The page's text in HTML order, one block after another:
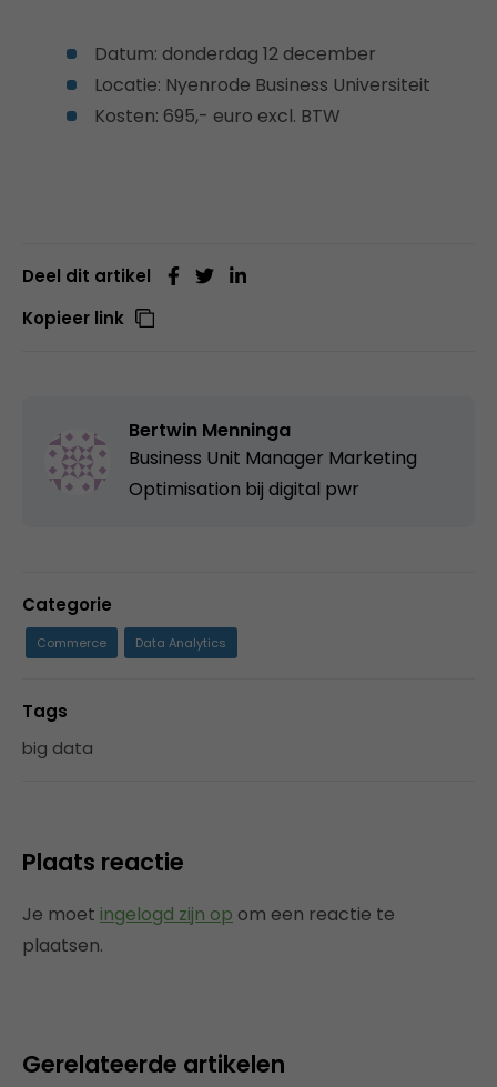
Datum: donderdag 12 december
Locatie: Nyenrode Business Universiteit
Kosten: 695,- euro excl. BTW
Deel dit artikel
Kopieer link
Bertwin Menninga
Business Unit Manager Marketing
Optimisation bij digital pwr
Categorie
Commerce Data Analytics
Tags
big data
Plaats reactie
Je moet ingelogd zijn op om een reactie te
plaatsen.
Gerelateerde artikelen